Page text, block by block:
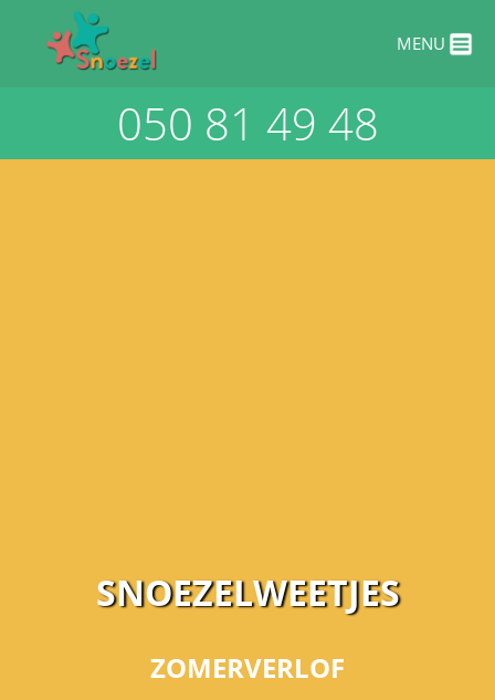
Overslaan en naar de inhoud gaan
MENU
050 81 49 48
SNOEZELWEETJES
ZOMERVERLOF